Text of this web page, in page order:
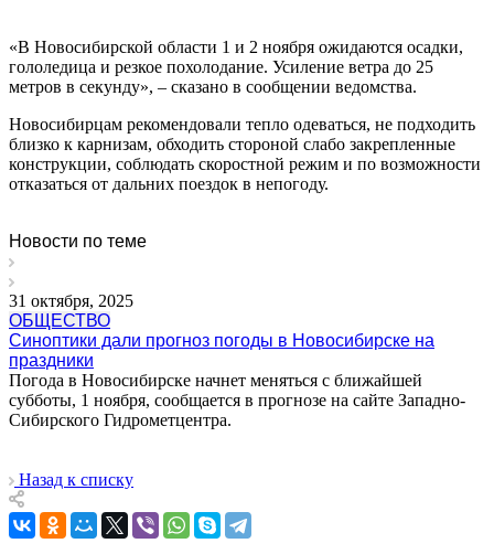
«В Новосибирской области 1 и 2 ноября ожидаются осадки,
гололедица и резкое похолодание. Усиление ветра до 25
метров в секунду», – сказано в сообщении ведомства.
Новосибирцам рекомендовали тепло одеваться, не подходить
близко к карнизам, обходить стороной слабо закрепленные
конструкции, соблюдать скоростной режим и по возможности
отказаться от дальних поездок в непогоду.
Новости по теме
31 октября, 2025
ОБЩЕСТВО
Синоптики дали прогноз погоды в Новосибирске на
праздники
Погода в Новосибирске начнет меняться с ближайшей
субботы, 1 ноября, сообщается в прогнозе на сайте Западно-
Сибирского Гидрометцентра.
Назад к списку